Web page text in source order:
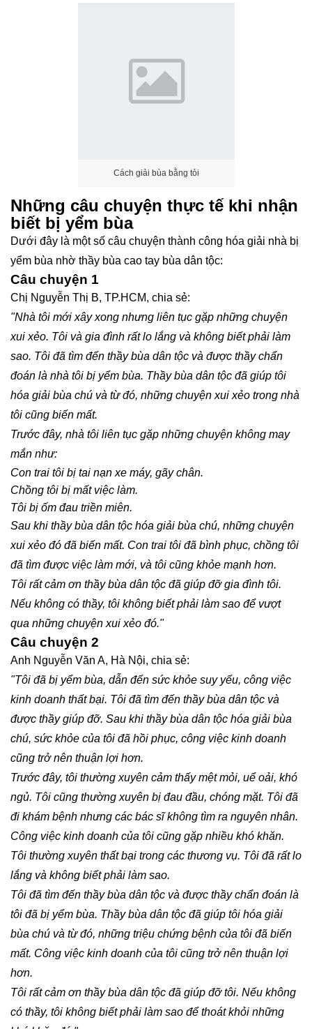
Cách giải bùa bằng tỏi
Những câu chuyện thực tế khi nhận
biết bị yểm bùa
Dưới đây là một số câu chuyện thành công hóa giải nhà bị
yểm bùa nhờ thầy bùa cao tay bùa dân tộc:
Câu chuyện 1
Chị Nguyễn Thị B, TP.HCM, chia sẻ:
"Nhà tôi mới xây xong nhưng liên tục gặp những chuyện
xui xẻo. Tôi và gia đình rất lo lắng và không biết phải làm
sao. Tôi đã tìm đến thầy bùa dân tộc và được thầy chẩn
đoán là nhà tôi bị yểm bùa. Thầy bùa dân tộc đã giúp tôi
hóa giải bùa chú và từ đó, những chuyện xui xẻo trong nhà
tôi cũng biến mất.
Trước đây, nhà tôi liên tục gặp những chuyện không may
mắn như:
Con trai tôi bị tai nạn xe máy, gãy chân.
Chồng tôi bị mất việc làm.
Tôi bị ốm đau triền miên.
Sau khi thầy bùa dân tộc hóa giải bùa chú, những chuyện
xui xẻo đó đã biến mất. Con trai tôi đã bình phục, chồng tôi
đã tìm được việc làm mới, và tôi cũng khỏe mạnh hơn.
Tôi rất cảm ơn thầy bùa dân tộc đã giúp đỡ gia đình tôi.
Nếu không có thầy, tôi không biết phải làm sao để vượt
qua những chuyện xui xẻo đó."
Câu chuyện 2
Anh Nguyễn Văn A, Hà Nội, chia sẻ:
"Tôi đã bị yểm bùa, dẫn đến sức khỏe suy yếu, công việc
kinh doanh thất bại. Tôi đã tìm đến thầy bùa dân tộc và
được thầy giúp đỡ. Sau khi thầy bùa dân tộc hóa giải bùa
chú, sức khỏe của tôi đã hồi phục, công việc kinh doanh
cũng trở nên thuận lợi hơn.
Trước đây, tôi thường xuyên cảm thấy mệt mỏi, uể oải, khó
ngủ. Tôi cũng thường xuyên bị đau đầu, chóng mặt. Tôi đã
đi khám bệnh nhưng các bác sĩ không tìm ra nguyên nhân.
Công việc kinh doanh của tôi cũng gặp nhiều khó khăn.
Tôi thường xuyên thất bại trong các thương vụ. Tôi đã rất lo
lắng và không biết phải làm sao.
Tôi đã tìm đến thầy bùa dân tộc và được thầy chẩn đoán là
tôi đã bị yểm bùa. Thầy bùa dân tộc đã giúp tôi hóa giải
bùa chú và từ đó, những triệu chứng bệnh của tôi đã biến
mất. Công việc kinh doanh của tôi cũng trở nên thuận lợi
hơn.
Tôi rất cảm ơn thầy bùa dân tộc đã giúp đỡ tôi. Nếu không
có thầy, tôi không biết phải làm sao để thoát khỏi những